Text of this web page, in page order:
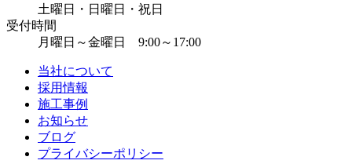
土曜日・日曜日・祝日
受付時間
月曜日～金曜日 9:00～17:00
当社について
採用情報
施工事例
お知らせ
ブログ
プライバシーポリシー